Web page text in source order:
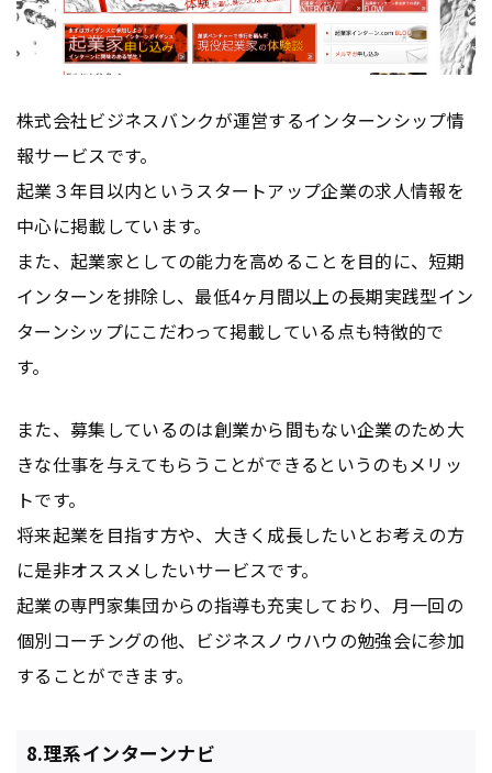
株式会社ビジネスバンクが運営するインターンシップ情
報サービスです。
起業３年目以内というスタートアップ企業の求人情報を
中心に掲載しています。
また、起業家としての能力を高めることを目的に、短期
インターンを排除し、最低4ヶ月間以上の長期実践型イン
ターンシップにこだわって掲載している点も特徴的で
す。
また、募集しているのは創業から間もない企業のため大
きな仕事を与えてもらうことができるというのもメリッ
トです。
将来起業を目指す方や、大きく成長したいとお考えの方
に是非オススメしたいサービスです。
起業の専門家集団からの指導も充実しており、月一回の
個別コーチングの他、ビジネスノウハウの勉強会に参加
することができます。
8.理系インターンナビ